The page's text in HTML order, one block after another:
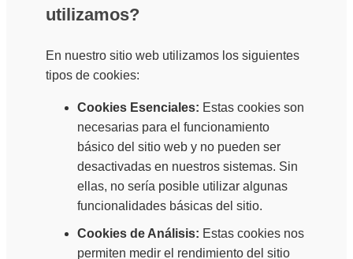
utilizamos?
En nuestro sitio web utilizamos los siguientes
tipos de cookies:
Cookies Esenciales: Estas cookies son
necesarias para el funcionamiento
básico del sitio web y no pueden ser
desactivadas en nuestros sistemas. Sin
ellas, no sería posible utilizar algunas
funcionalidades básicas del sitio.
Cookies de Análisis: Estas cookies nos
permiten medir el rendimiento del sitio